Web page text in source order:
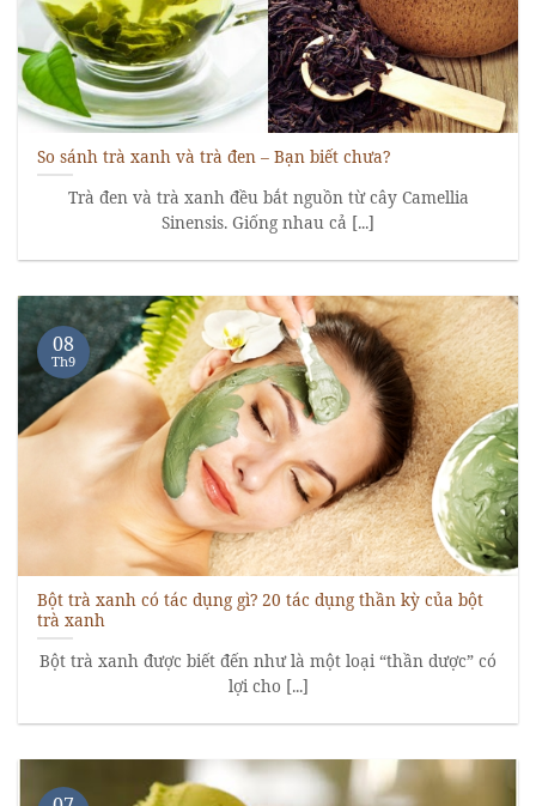
So sánh trà xanh và trà đen – Bạn biết chưa?
Trà đen và trà xanh đều bắt nguồn từ cây Camellia
Sinensis. Giống nhau cả [...]
Bột trà xanh có tác dụng gì? 20 tác dụng thần kỳ của bột
trà xanh
Bột trà xanh được biết đến như là một loại “thần dược” có
lợi cho [...]
08
Th9